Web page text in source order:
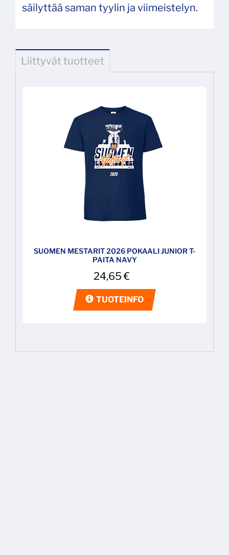
säilyttää saman tyylin ja viimeistelyn.
Liittyvät tuotteet
SUOMEN MESTARIT 2026 POKAALI JUNIOR T-
PAITA NAVY
24,65€
TUOTEINFO